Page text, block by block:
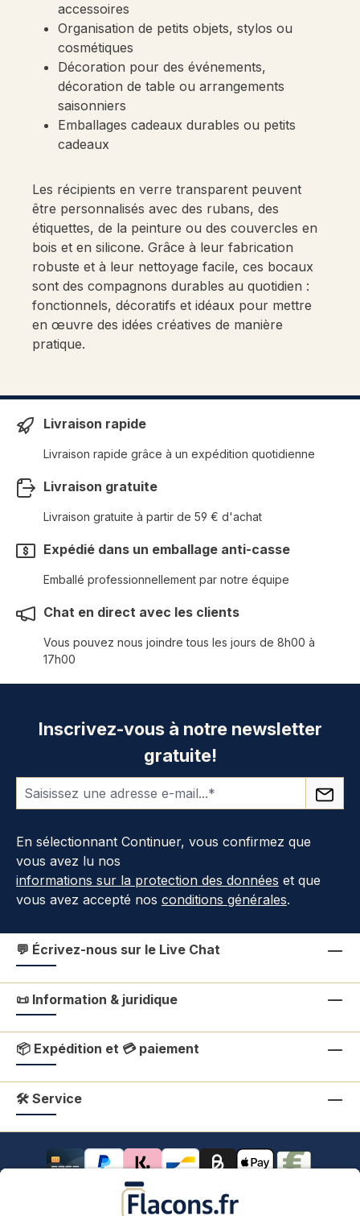
accessoires
Organisation de petits objets, stylos ou
cosmétiques
Décoration pour des événements,
décoration de table ou arrangements
saisonniers
Emballages cadeaux durables ou petits
cadeaux
Les récipients en verre transparent peuvent
être personnalisés avec des rubans, des
étiquettes, de la peinture ou des couvercles en
bois et en silicone. Grâce à leur fabrication
robuste et à leur nettoyage facile, ces bocaux
sont des compagnons durables au quotidien :
fonctionnels, décoratifs et idéaux pour mettre
en œuvre des idées créatives de manière
pratique.
Livraison rapide
Livraison rapide grâce à un expédition quotidienne
Livraison gratuite
Livraison gratuite à partir de 59 € d'achat
Expédié dans un emballage anti-casse
Emballé professionnellement par notre équipe
Chat en direct avec les clients
Vous pouvez nous joindre tous les jours de 8h00 à
17h00
Inscrivez-vous à notre newsletter
gratuite!
En sélectionnant Continuer, vous confirmez que
vous avez lu nos
informations sur la protection des données et que
vous avez accepté nos conditions générales.
💬 Écrivez-nous sur le Live Chat
📜 Information & juridique
📦 Expédition et 💳 paiement
🛠 Service